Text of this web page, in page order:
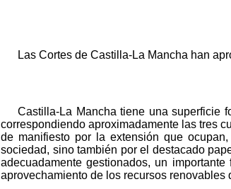
Las Cortes de Castilla-La Mancha han
Castilla-La Mancha tiene una superficie
correspondiendo aproximadamente las tres
de manifiesto por la extensión que
sociedad, sino también por el destacado
adecuadamente gestionados, un
aprovechamiento de los recursos renovables